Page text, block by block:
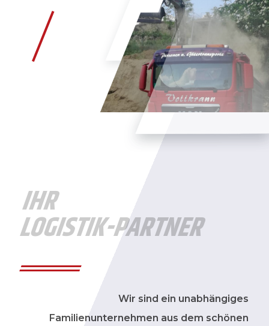
IHR
LOGISTIK-PARTNER
Wir sind ein unabhängiges
Familienunternehmen aus dem schönen